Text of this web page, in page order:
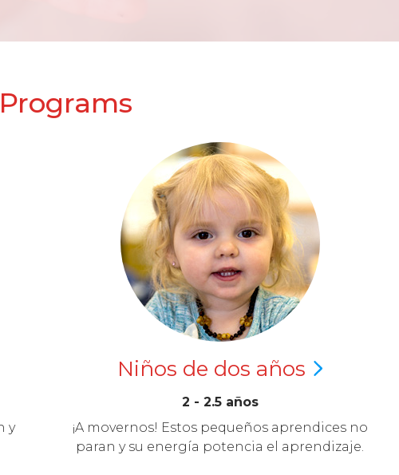
y
Niños de dos años
2 - 2.5 años
¡A movernos! Estos pequeños aprendices no
paran y su energía potencia el aprendizaje.